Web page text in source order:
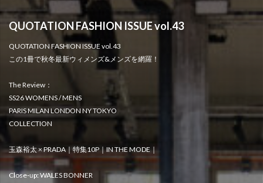
QUOTATION FASHION ISSUE vol.43
QUOTATION FASHION ISSUE vol.43
この1冊で秋冬最新ウィメンズ&メンズを網羅！
The Review：
SS26 WOMENS / MENS
PARIS MILAN LONDON NY TOKYO
COLLECTION
玉森裕太 × PRADA｜特集10P｜IN THE MODE｜
Close-up: WALES BONNER